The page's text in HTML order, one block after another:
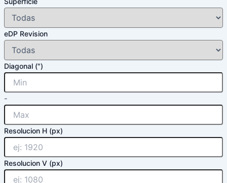
eDP Revision
Diagonal (")
-
Resolucion H (px)
Resolucion V (px)